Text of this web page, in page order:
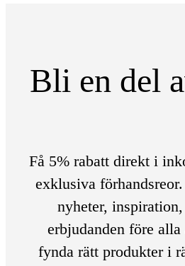
Bli en del
Få 5% rabatt direkt i
exklusiva
nyheter,
erbjudanden före alla
fynda rätt produkter i